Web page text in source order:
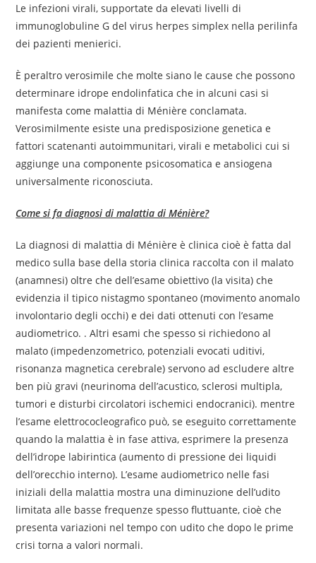
Le infezioni virali, supportate da elevati livelli di
immunoglobuline G del virus herpes simplex nella perilinfa
dei pazienti menierici.
È peraltro verosimile che molte siano le cause che possono
determinare idrope endolinfatica che in alcuni casi si
manifesta come malattia di Ménière conclamata.
Verosimilmente esiste una predisposizione genetica e
fattori scatenanti autoimmunitari, virali e metabolici cui si
aggiunge una componente psicosomatica e ansiogena
universalmente riconosciuta.
Come si fa diagnosi di malattia di Ménière?
La diagnosi di malattia di Ménière è clinica cioè è fatta dal
medico sulla base della storia clinica raccolta con il malato
(anamnesi) oltre che dell’esame obiettivo (la visita) che
evidenzia il tipico nistagmo spontaneo (movimento anomalo
involontario degli occhi) e dei dati ottenuti con l’esame
audiometrico. . Altri esami che spesso si richiedono al
malato (impedenzometrico, potenziali evocati uditivi,
risonanza magnetica cerebrale) servono ad escludere altre
ben più gravi (neurinoma dell’acustico, sclerosi multipla,
tumori e disturbi circolatori ischemici endocranici). mentre
l’esame elettrococleografico può, se eseguito correttamente
quando la malattia è in fase attiva, esprimere la presenza
dell’idrope labirintica (aumento di pressione dei liquidi
dell’orecchio interno). L’esame audiometrico nelle fasi
iniziali della malattia mostra una diminuzione dell’udito
limitata alle basse frequenze spesso fluttuante, cioè che
presenta variazioni nel tempo con udito che dopo le prime
crisi torna a valori normali.